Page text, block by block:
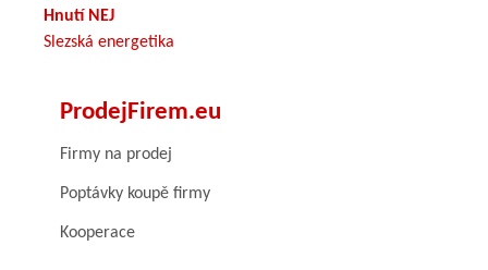
Hnutí NEJ
Slezská energetika
ProdejFirem.eu
Firmy na prodej
Poptávky koupě firmy
Kooperace